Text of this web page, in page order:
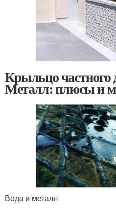
Крыльцо частного
Металл: плюсы и
Вода и металл